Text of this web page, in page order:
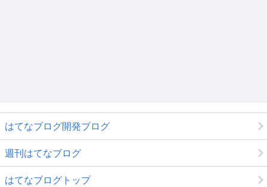
はてなブログ開発ブログ
週刊はてなブログ
はてなブログトップ